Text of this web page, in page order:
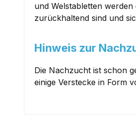
und Welstabletten
zurückhaltend sind und
Hinweis zur
Die Nachzucht ist schon
einige Verstecke in Form